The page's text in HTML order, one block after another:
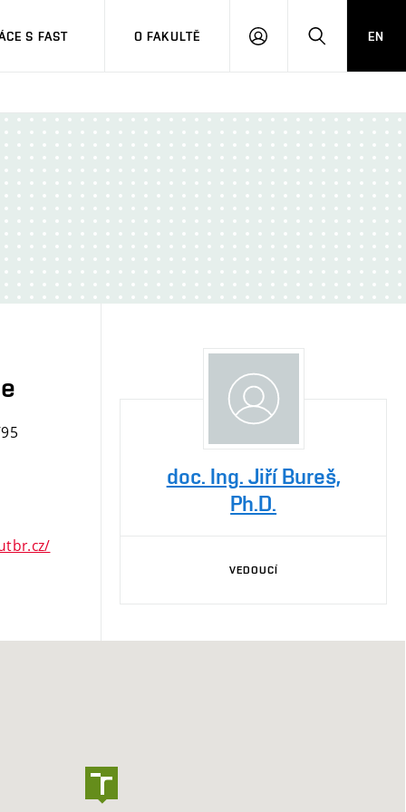
S FAST O FAKULTĚ
PŘIHLÁSITHLEDAT
EN
doc. Ing. Jiří Bureš,
Ph.D.
VEDOUCÍ